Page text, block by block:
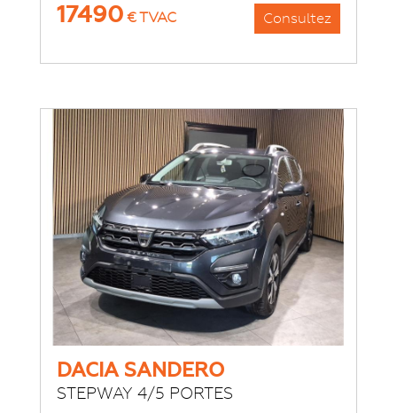
Consultez
17490€ TVAC
DACIA SANDERO
STEPWAY 4/5 PORTES